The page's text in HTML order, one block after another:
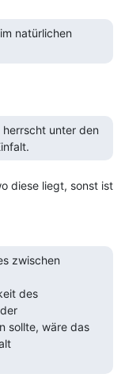
diese liegt, sonst ist
des
sollte, wäre das